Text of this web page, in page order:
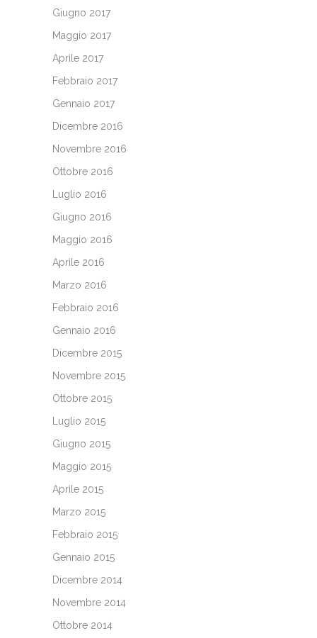
Giugno 2017
Maggio 2017
Aprile 2017
Febbraio 2017
Gennaio 2017
Dicembre 2016
Novembre 2016
Ottobre 2016
Luglio 2016
Giugno 2016
Maggio 2016
Aprile 2016
Marzo 2016
Febbraio 2016
Gennaio 2016
Dicembre 2015
Novembre 2015
Ottobre 2015
Luglio 2015
Giugno 2015
Maggio 2015
Aprile 2015
Marzo 2015
Febbraio 2015
Gennaio 2015
Dicembre 2014
Novembre 2014
Ottobre 2014